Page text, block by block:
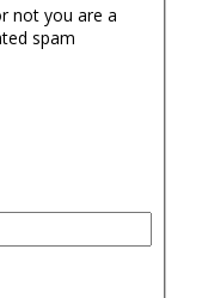
not you are a
spam